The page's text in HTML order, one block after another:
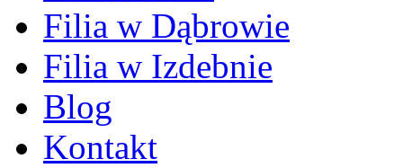
Filia w Dąbrowie
Filia w Izdebnie
Blog
Kontakt